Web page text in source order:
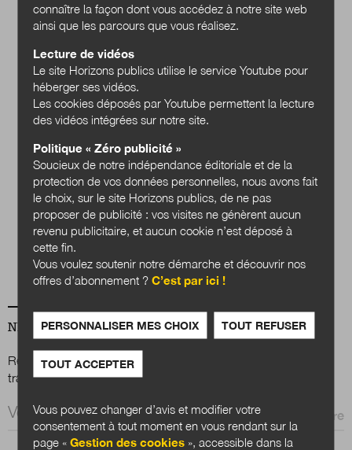
Quels services
publics en 2040 ?
Acheter
NEWSLETTER
Renseignez votre email afin de suivre l'actualité de la
transformation publique.
Email *
connaître la façon dont vous accédez à notre site web
ainsi que les parcours que vous réalisez.
Lecture de vidéos
Le site Horizons publics utilise le service Youtube pour
héberger ses vidéos.
Les cookies déposés par Youtube permettent la lecture
des vidéos intégrées sur notre site.
Politique « Zéro publicité »
Soucieux de notre indépendance éditoriale et de la
protection de vos données personnelles, nous avons fait
le choix, sur le site Horizons publics, de ne pas
proposer de publicité : vos visites ne génèrent aucun
revenu publicitaire, et aucun cookie n’est déposé à
cette fin.
Vous voulez soutenir notre démarche et découvrir nos
offres d’abonnement ?C’est par ici !
PERSONNALISER MES CHOIX TOUT REFUSER
TOUT ACCEPTER
Vous pouvez changer d’avis et modifier votre
consentement à tout moment en vous rendant sur la
page «Gestion des cookies », accessible dans la